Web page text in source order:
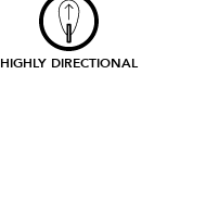
HIGHLY DIRECTIONAL